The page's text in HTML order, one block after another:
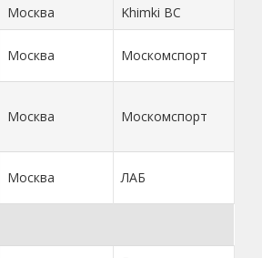
Москва Khimki BC
Москва Москомспорт
Москва Москомспорт
Москва ЛАБ